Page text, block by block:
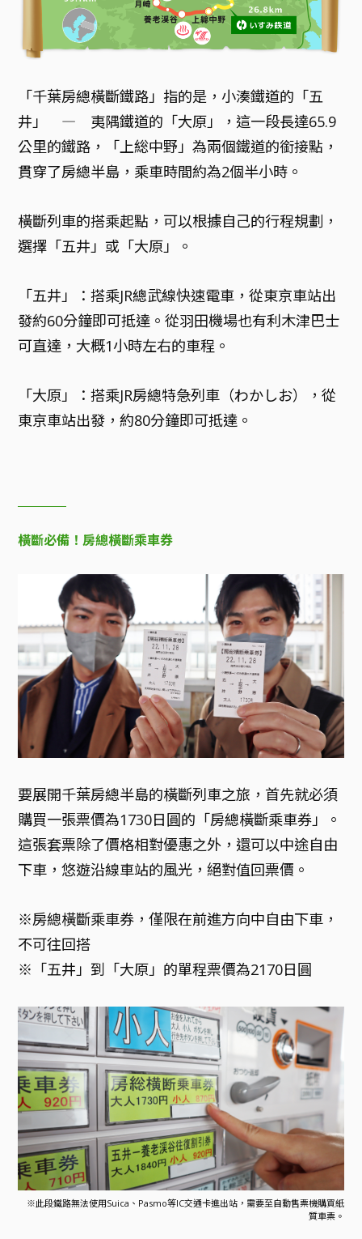
「千葉房總橫斷鐵路」指的是，小湊鐵道的「五
井」 ― 夷隅鐵道的「大原」，這一段長達65.9
公里的鐵路，「上総中野」為兩個鐵道的銜接點，
貫穿了房總半島，乘車時間約為2個半小時。
橫斷列車的搭乘起點，可以根據自己的行程規劃，
選擇「五井」或「大原」。
「五井」：搭乘JR總武線快速電車，從東京車站出
發約60分鐘即可抵達。從羽田機場也有利木津巴士
可直達，大概1小時左右的車程。
「大原」：搭乘JR房總特急列車（わかしお），從
東京車站出發，約80分鐘即可抵達。
橫斷必備！房總橫斷乘車券
要展開千葉房總半島的橫斷列車之旅，首先就必須
購買一張票價為1730日圓的「房總橫斷乘車券」。
這張套票除了價格相對優惠之外，還可以中途自由
下車，悠遊沿線車站的風光，絕對值回票價。
※房總橫斷乘車券，僅限在前進方向中自由下車，
不可往回搭
※「五井」到「大原」的單程票價為2170日圓
※此段鐵路無法使用Suica、Pasmo等IC交通卡進出站，需要至自動售票機購買紙
質車票。